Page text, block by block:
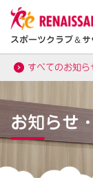
スポーツクラブ＆
すべてのお知ら
お知らせ